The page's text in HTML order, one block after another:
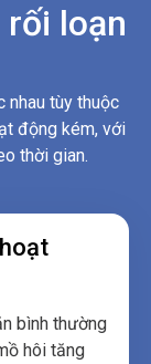
loạn
nhau tùy thuộc
động kém, với
thời gian.
bình thường
hôi tăng